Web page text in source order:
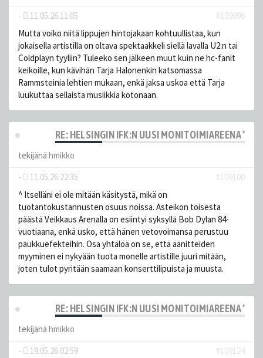
- 11.05.26 11:05
#109096
Mutta voiko niitä lippujen hintojakaan kohtuullistaa, kun
jokaisella artistilla on oltava spektaakkeli siellä lavalla U2:n tai
Coldplayn tyyliin? Tuleeko sen jälkeen muut kuin ne hc-fanit
keikoille, kun kävihän Tarja Halonenkin katsomassa
Rammsteinia lehtien mukaan, enkä jaksa uskoa että Tarja
luukuttaa sellaista musiikkia kotonaan.
RE: HELSINGIN IFK:N UUSI MONITOIMIAREENA
tekijänä hmikko
-
11.05.26 22:35
#109100
^ Itselläni ei ole mitään käsitystä, mikä on
tuotantokustannusten osuus noissa. Asteikon toisesta
päästä Veikkaus Arenalla on esiintyi syksyllä Bob Dylan 84-
vuotiaana, enkä usko, että hänen vetovoimansa perustuu
paukkuefekteihin. Osa yhtälöä on se, että äänitteiden
myyminen ei nykyään tuota monelle artistille juuri mitään,
joten tulot pyritään saamaan konserttilipuista ja muusta.
RE: HELSINGIN IFK:N UUSI MONITOIMIAREENA
tekijänä hmikko
-
19.05.26 02:59 #109124